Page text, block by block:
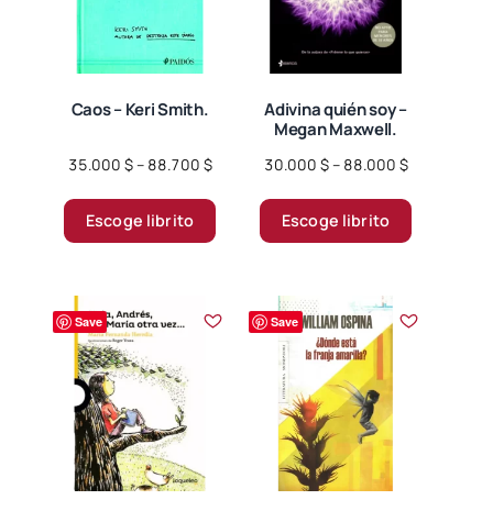
producto
Caos – Keri Smith.
35.000 $– 88.700 $Price
35.000 $
through
Escoge librito
producto
variantes.
Las
opciones
Adivina quién soy –
Megan Maxwell.
30.000 $– 88.000 $Price
30.000 $
through
Escoge librito
Las
Save Save